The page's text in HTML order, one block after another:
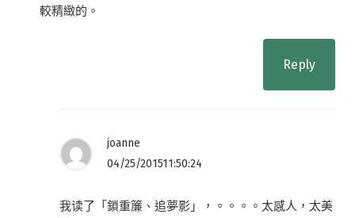
較精緻的。
Reply
joanne
04/25/201511:50:24
我读了「鎖重簾、追夢影」，。。。。太感人，太美